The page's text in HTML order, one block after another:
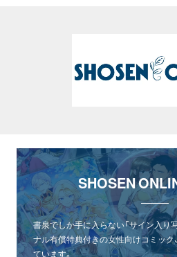
SHOSEN
書泉でしか手に入らない「サイン入り写
ナル有償特典付きの女性向けコミック
ています。